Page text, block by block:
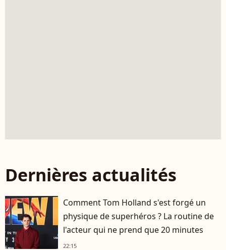
Dernières actualités
Comment Tom Holland s'est forgé un
physique de superhéros ? La routine de
l'acteur qui ne prend que 20 minutes
22:15